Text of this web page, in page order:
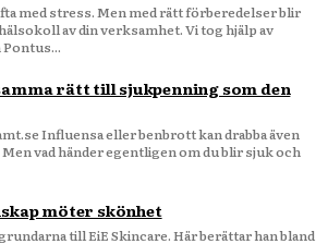
med stress. Men med rätt förberedelser blir
av din verksamhet. Vi tog hjälp av
rätt till sjukpenning som den
drabba även
vad händer egentligen om du blir sjuk och
möter skönhet
till EiE Skincare. Här berättar han bland